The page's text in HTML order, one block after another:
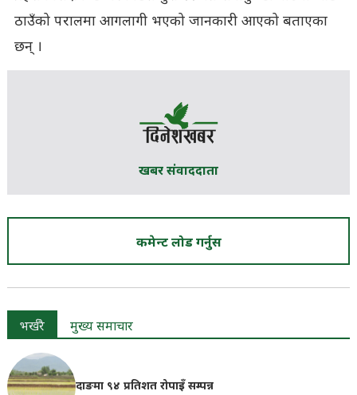
ठाउँको परालमा आगलागी भएको जानकारी आएको बताएका
छन् ।
खबर संवाददाता
कमेन्ट लोड गर्नुस
भर्खरै मुख्य समाचार
दाङमा ९४ प्रतिशत रोपाइँ सम्पन्न